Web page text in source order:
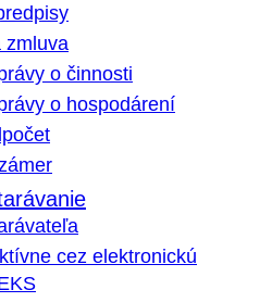
zmluva
o činnosti
o hospodárení
cez elektronickú